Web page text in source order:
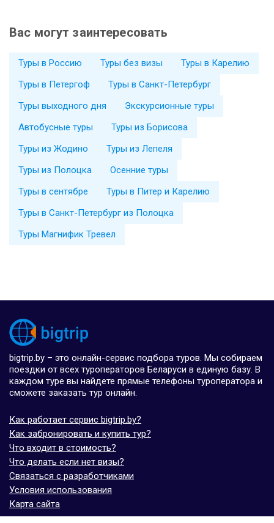
Вас могут заинтересовать
Туры в Россию Туры без визы
Туры в Карелию
Туры в Петергоф
Туры в Санкт-Петербург
Туры выходного дня
Экскурсионные туры
Автобусные туры
Туры из Борисова
Туры из Жодино
Туры из Лепеля
Туры из Полоцка
Осенние туры
Туры в сентябре
Туры в Питер и Карелию
Туры в Санкт-Петербург из Полоцка
Туры Магнифик Тревел
bigtrip.by – это онлайн-сервис подбора туров. Мы собираем
поездки от всех туроператоров Беларуси в единую базу. В
каждом туре вы найдете прямые телефоны туроператора и
сможете заказать тур онлайн.
Как работает сервис bigtrip.by?
Как забронировать и купить тур?
Что входит в стоимость?
Что делать если нет визы?
Связаться с разработчиками
Условия использования
Карта сайта